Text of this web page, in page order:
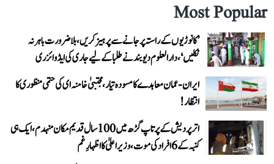
Most Popular
’کانوڑیوں کے راستہ پر جانے سے پرہیز کریں، بلاضرورت باہر نہ
نکلیں‘، دارالعلوم دیوبند نے طلبا کے لیے جاری کی ایڈوائزری
ایران-عمان معاہدے کا مسودہ تیار، مجتبیٰ خامنہ ای کی حتمی منظوری کا
انتظار!
اتر پردیش کے پرتاپ گڑھ میں 100 سال قدیم مکان منہدم، ایک ہی
کنبہ کے 6 افراد کی موت، وزیر اعلیٰ کا اظہارِ غم